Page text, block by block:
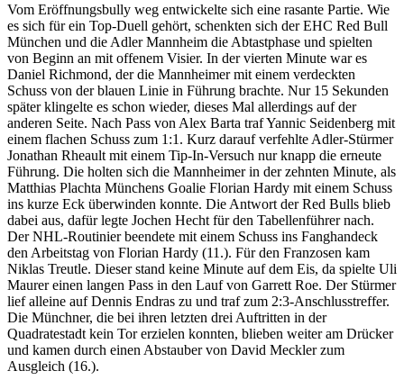
Vom Eröffnungsbully weg entwickelte sich eine rasante Partie. Wie
es sich für ein Top-Duell gehört, schenkten sich der EHC Red Bull
München und die Adler Mannheim die Abtastphase und spielten
von Beginn an mit offenem Visier. In der vierten Minute war es
Daniel Richmond, der die Mannheimer mit einem verdeckten
Schuss von der blauen Linie in Führung brachte. Nur 15 Sekunden
später klingelte es schon wieder, dieses Mal allerdings auf der
anderen Seite. Nach Pass von Alex Barta traf Yannic Seidenberg mit
einem flachen Schuss zum 1:1. Kurz darauf verfehlte Adler-Stürmer
Jonathan Rheault mit einem Tip-In-Versuch nur knapp die erneute
Führung. Die holten sich die Mannheimer in der zehnten Minute, als
Matthias Plachta Münchens Goalie Florian Hardy mit einem Schuss
ins kurze Eck überwinden konnte. Die Antwort der Red Bulls blieb
dabei aus, dafür legte Jochen Hecht für den Tabellenführer nach.
Der NHL-Routinier beendete mit einem Schuss ins Fanghandeck
den Arbeitstag von Florian Hardy (11.). Für den Franzosen kam
Niklas Treutle. Dieser stand keine Minute auf dem Eis, da spielte Uli
Maurer einen langen Pass in den Lauf von Garrett Roe. Der Stürmer
lief alleine auf Dennis Endras zu und traf zum 2:3-Anschlusstreffer.
Die Münchner, die bei ihren letzten drei Auftritten in der
Quadratestadt kein Tor erzielen konnten, blieben weiter am Drücker
und kamen durch einen Abstauber von David Meckler zum
Ausgleich (16.).